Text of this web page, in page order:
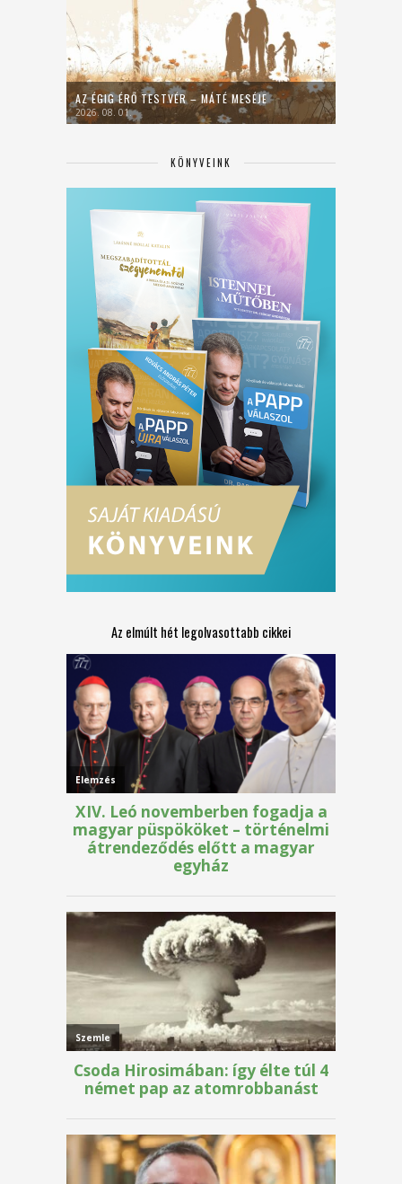
AZ ÉGIG ÉRŐ TESTVÉR – MÁTÉ MESÉJE
2026. 08. 01.
KÖNYVEINK
Az elmúlt hét legolvasottabb cikkei